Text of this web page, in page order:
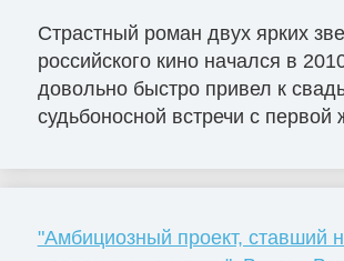
Страстный роман двух ярких
российского кино начался в
довольно быстро привел к
судьбоносной встречи с первой
"Амбициозный проект, ставший